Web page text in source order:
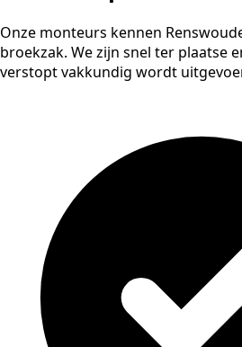
Onze monteurs kennen
broekzak. We zijn snel ter plaatse
verstopt vakkundig wordt